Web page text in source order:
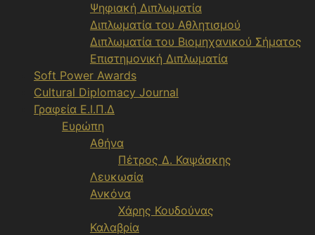
Ψηφιακή Διπλωματία
Διπλωματία του Αθλητισμού
Διπλωματία του Βιομηχανικού Σήματος
Επιστημονική Διπλωματία
Soft Power Awards
Cultural Diplomacy Journal
Γραφεία Ε.Ι.Π.Δ
Ευρώπη
Αθήνα
Πέτρος Δ. Καψάσκης
Λευκωσία
Ανκόνα
Χάρης Κουδούνας
Καλαβρία